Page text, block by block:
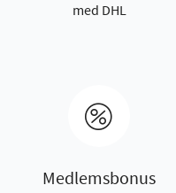
med DHL
Medlemsbonus